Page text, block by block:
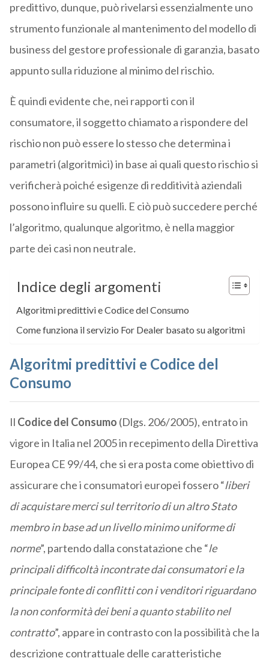
predittivo, dunque, può rivelarsi essenzialmente uno
strumento funzionale al mantenimento del modello di
business del gestore professionale di garanzia, basato
appunto sulla riduzione al minimo del rischio.
È quindi evidente che, nei rapporti con il
consumatore, il soggetto chiamato a rispondere del
rischio non può essere lo stesso che determina i
parametri (algoritmici) in base ai quali questo rischio si
verificherà poiché esigenze di redditività aziendali
possono influire su quelli. E ciò può succedere perché
l’algoritmo, qualunque algoritmo, è nella maggior
parte dei casi non neutrale.
Indice degli argomenti
Algoritmi predittivi e Codice del Consumo
Come funziona il servizio For Dealer basato su algoritmi
Algoritmi predittivi e Codice del
Consumo
Il Codice del Consumo (Dlgs. 206/2005), entrato in
vigore in Italia nel 2005 in recepimento della Direttiva
Europea CE 99/44, che si era posta come obiettivo di
assicurare che i consumatori europei fossero “liberi
di acquistare merci sul territorio di un altro Stato
membro in base ad un livello minimo uniforme di
norme”, partendo dalla constatazione che “le
principali difficoltà incontrate dai consumatori e la
principale fonte di conflitti con i venditori riguardano
la non conformità dei beni a quanto stabilito nel
contratto”, appare in contrasto con la possibilità che la
descrizione contrattuale delle caratteristiche